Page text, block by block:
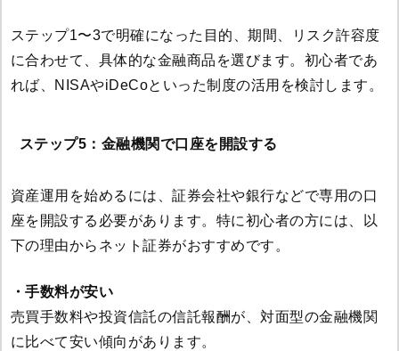
ステップ1〜3で明確になった目的、期間、リスク許容度
に合わせて、具体的な金融商品を選びます。初心者であ
れば、NISAやiDeCoといった制度の活用を検討します。
ステップ5：金融機関で口座を開設する
資産運用を始めるには、証券会社や銀行などで専用の口
座を開設する必要があります。特に初心者の方には、以
下の理由からネット証券がおすすめです。
・手数料が安い
売買手数料や投資信託の信託報酬が、対面型の金融機関
に比べて安い傾向があります。